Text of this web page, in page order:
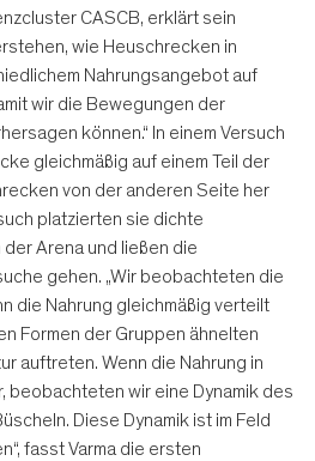
CASCB, erklärt sein
wie Heuschrecken in
Nahrungsangebot auf
wir die Bewegungen der
können.“ In einem Versuch
gleichmäßig auf einem Teil der
von der anderen Seite her
platzierten sie dichte
Arena und ließen die
gehen. „Wir beobachteten die
die Nahrung gleichmäßig verteilt
Formen der Gruppen ähnelten
auftreten. Wenn die Nahrung in
beobachteten wir eine Dynamik des
Diese Dynamik ist im Feld
fasst Varma die ersten